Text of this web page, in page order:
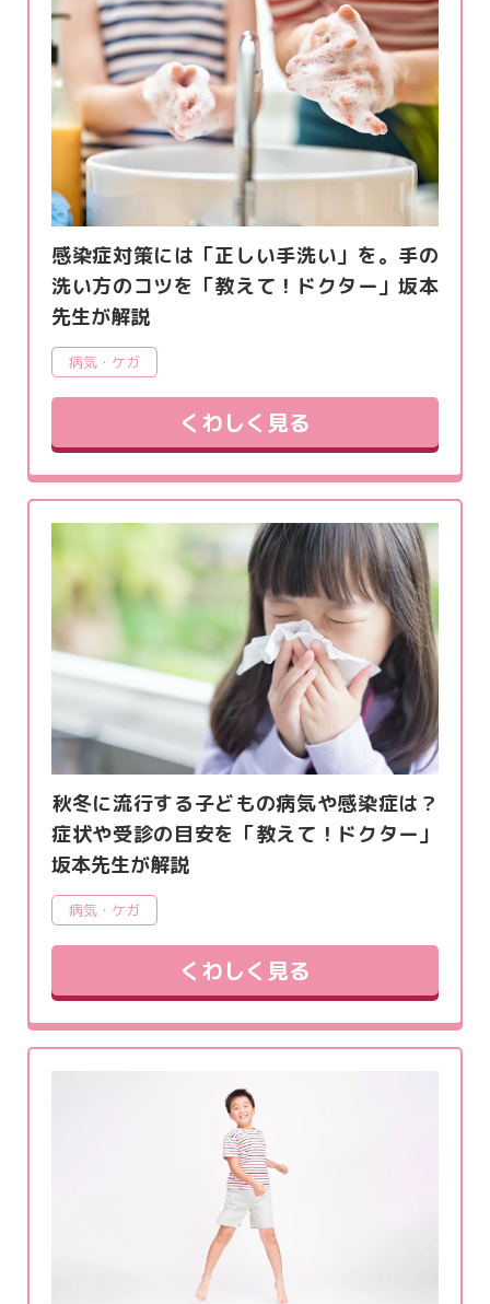
感染症対策には「正しい手洗い」を。手の
洗い方のコツを「教えて！ドクター」坂本
先生が解説
病気・ケガ
くわしく見る
秋冬に流行する子どもの病気や感染症は？
症状や受診の目安を「教えて！ドクター」
坂本先生が解説
病気・ケガ
くわしく見る